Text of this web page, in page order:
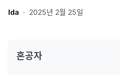
Ida · 2025년 2월 25일
혼공자